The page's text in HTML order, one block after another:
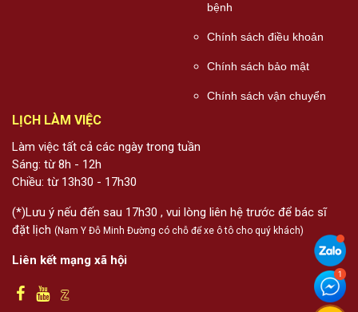
bệnh
Chính sách điều khoản
Chính sách bảo mật
Chính sách vận chuyển
LỊCH LÀM VIỆC
Làm việc tất cả các ngày trong tuần
Sáng: từ 8h - 12h
Chiều: từ 13h30 - 17h30
(*)Lưu ý nếu đến sau 17h30 , vui lòng liên hệ trước để bác sĩ
đặt lịch (Nam Y Đỗ Minh Đường có chỗ để xe ô tô cho quý khách)
Liên kết mạng xã hội